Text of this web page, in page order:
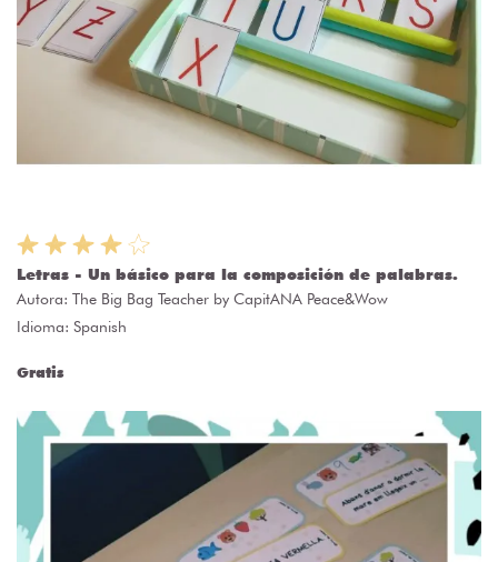
Letras - Un básico para la composición de palabras.
Autora: The Big Bag Teacher by CapitANA Peace&Wow
Idioma: Spanish
Gratis